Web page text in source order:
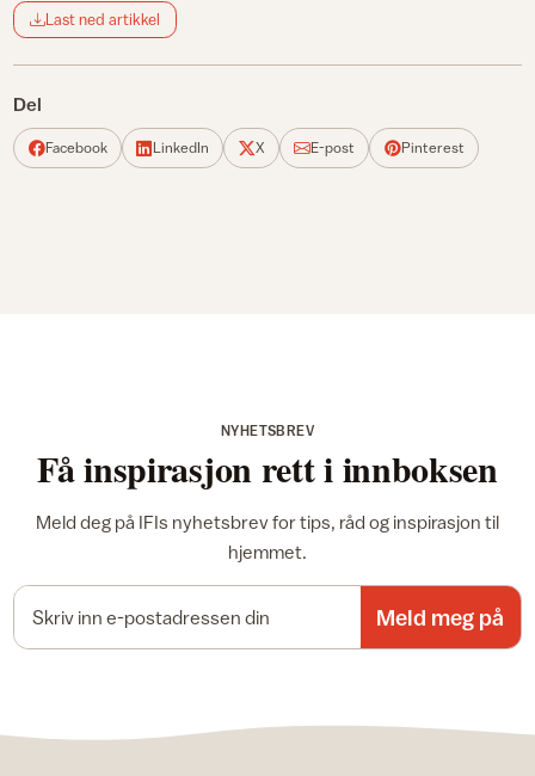
Last ned artikkel
Del
Facebook LinkedIn X E-post Pinterest
NYHETSBREV
Få inspirasjon rett i innboksen
Meld deg på IFIs nyhetsbrev for tips, råd og inspirasjon til
hjemmet.
Meld meg på